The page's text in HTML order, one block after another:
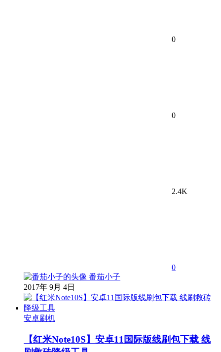
0
0
2.4K
0
番茄小子
2017年 9月 4日
安卓刷机
【红米Note10S】安卓11国际版线刷包下载 线